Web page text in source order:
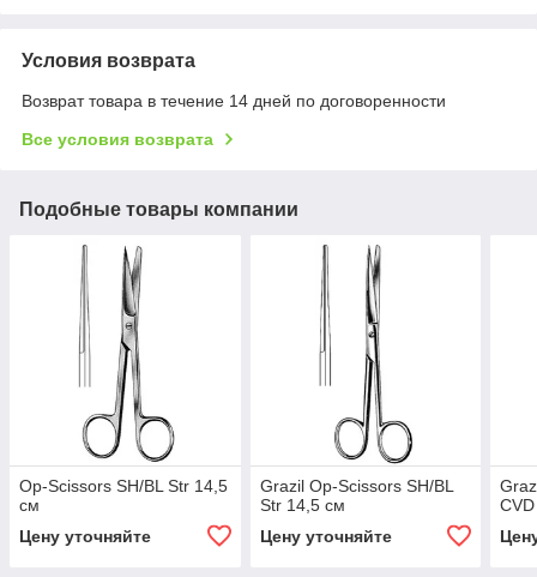
Условия возврата
Возврат товара в течение 14 дней по договоренности
Все условия возврата
Подобные товары компании
Op-Scissors SH/BL Str 14,5
см
Цену уточняйте
Grazil Op-Scissors SH/BL
Str 14,5 см
Цену уточняйте